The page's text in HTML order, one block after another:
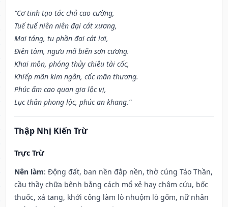
“Cơ tinh tạo tác chủ cao cường,
Tuế tuế niên niên đại cát xương,
Mai táng, tu phần đại cát lợi,
Điền tàm, ngưu mã biến sơn cương.
Khai môn, phóng thủy chiêu tài cốc,
Khiếp mãn kim ngân, cốc mãn thương.
Phúc ấm cao quan gia lộc vị,
Lục thân phong lộc, phúc an khang.”
Thập Nhị Kiến Trừ
Trực Trừ
Nên làm: Động đất, ban nền đắp nền, thờ cúng Táo Thần,
cầu thầy chữa bệnh bằng cách mổ xẻ hay châm cứu, bốc
thuốc, xả tang, khởi công làm lò nhuộm lò gốm, nữ nhân